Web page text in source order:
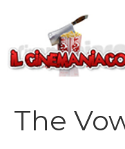
contenuto
The